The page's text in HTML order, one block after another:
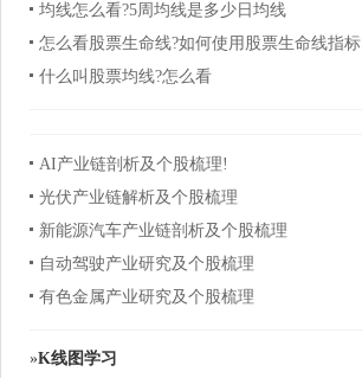
均线怎么看?5周均线是多少日均线
怎么看股票生命线?如何使用股票生命线指标
什么叫股票均线?怎么看
AI产业链剖析及个股梳理!
光伏产业链解析及个股梳理
新能源汽车产业链剖析及个股梳理
自动驾驶产业研究及个股梳理
有色金属产业研究及个股梳理
»K线图学习